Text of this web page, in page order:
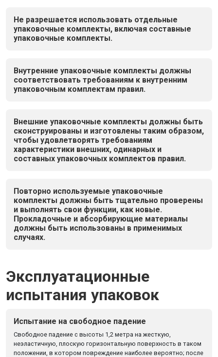
Не разрешается использовать отдельные
упаковочные комплекты, включая составные
упаковочные комплекты.
Внутренние упаковочные комплекты должны
соответствовать требованиям к внутренним
упаковочным комплектам правил.
Внешние упаковочные комплекты должны быть
сконструированы и изготовлены таким образом,
чтобы удовлетворять требованиям
характеристики внешних, одинарных и
составных упаковочных комплектов правил.
Повторно используемые упаковочные
комплекты должны быть тщательно проверены
и выполнять свои функции, как новые.
Прокладочные и абсорбирующие материалы
должны быть использованы в применимых
случаях.
Эксплуатационные
испытания упаковок
Испытание на свободное падение
Свободное падение с высоты 1,2 метра на жесткую,
неэластичную, плоскую горизонтальную поверхность в таком
положении, в котором повреждение наиболее вероятно; после